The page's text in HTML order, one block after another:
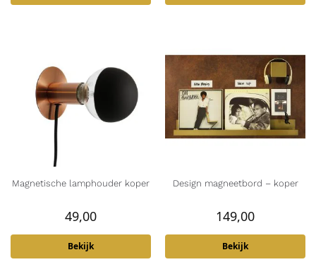
Magnetische lamphouder koper
49,00
Bekijk
Design magneetbord – koper
149,00
Bekijk